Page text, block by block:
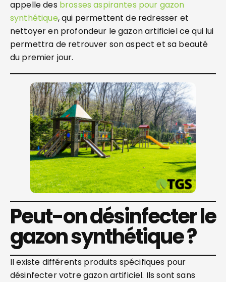
appelle des brosses aspirantes pour gazon
synthétique, qui permettent de redresser et
nettoyer en profondeur le gazon artificiel ce qui lui
permettra de retrouver son aspect et sa beauté
du premier jour.
Peut-on désinfecter le
gazon synthétique ?
Il existe différents produits spécifiques pour
désinfecter votre gazon artificiel. Ils sont sans